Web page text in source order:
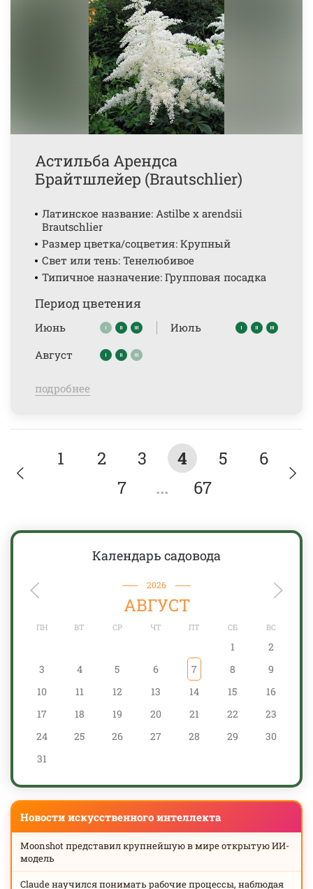
Астильба Арендса
Брайтшлейер (Brautschlier)
Латинское название: Astilbe x arendsii
Brautschlier
Размер цветка/соцветия: Крупный
Свет или тень: Тенелюбивое
Типичное назначение: Групповая посадка
Период цветения
Июнь
Июль
Август
подробнее
1 2 3 4 5
6
7
... 67
Календарь садовода
2026
АВГУСТ
ПН ВТ СР ЧТ ПТ СБ ВС
1
2
3
4 5 6 7 8
9
10
11 12 13 14 15
16
17
18 19 20 21 22
23
24
25 26 27 28 29
30
31
Новости искусственного интеллекта
Moonshot представил крупнейшую в мире открытую ИИ-
модель
Claude научился понимать рабочие процессы, наблюдая